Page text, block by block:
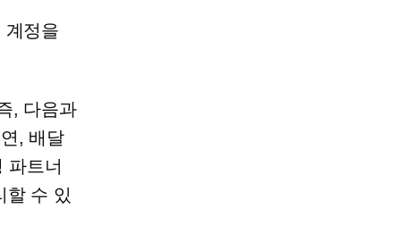
계정을
, 다음과
, 배달
파트너
할 수 있